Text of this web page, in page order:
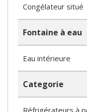
Congélateur situé
Fontaine à eau
Eau intérieure
Categorie
Réfrigérateurs à